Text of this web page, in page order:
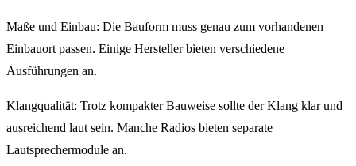
Maße und Einbau: Die Bauform muss genau zum vorhandenen
Einbauort passen. Einige Hersteller bieten verschiedene
Ausführungen an.
Klangqualität: Trotz kompakter Bauweise sollte der Klang klar und
ausreichend laut sein. Manche Radios bieten separate
Lautsprechermodule an.